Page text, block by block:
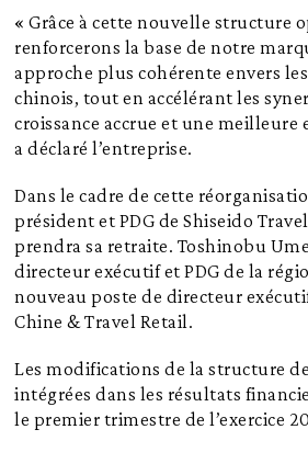
« Grâce à cette nouvelle structure
renforcerons la base de notre
approche plus cohérente envers
chinois, tout en accélérant les
croissance accrue et une meilleure
a déclaré l’entreprise.
Dans le cadre de cette
président et PDG de Shiseido
prendra sa retraite. Toshinobu
directeur exécutif et PDG de la
nouveau poste de directeur
Chine & Travel Retail.
Les modifications de la structure
intégrées dans les résultats
le premier trimestre de l’exercice